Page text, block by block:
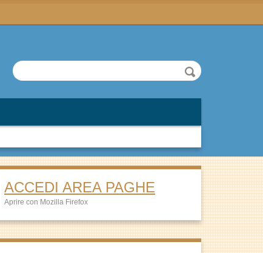
ACCEDI AREA PAGHE
Aprire con Mozilla Firefox